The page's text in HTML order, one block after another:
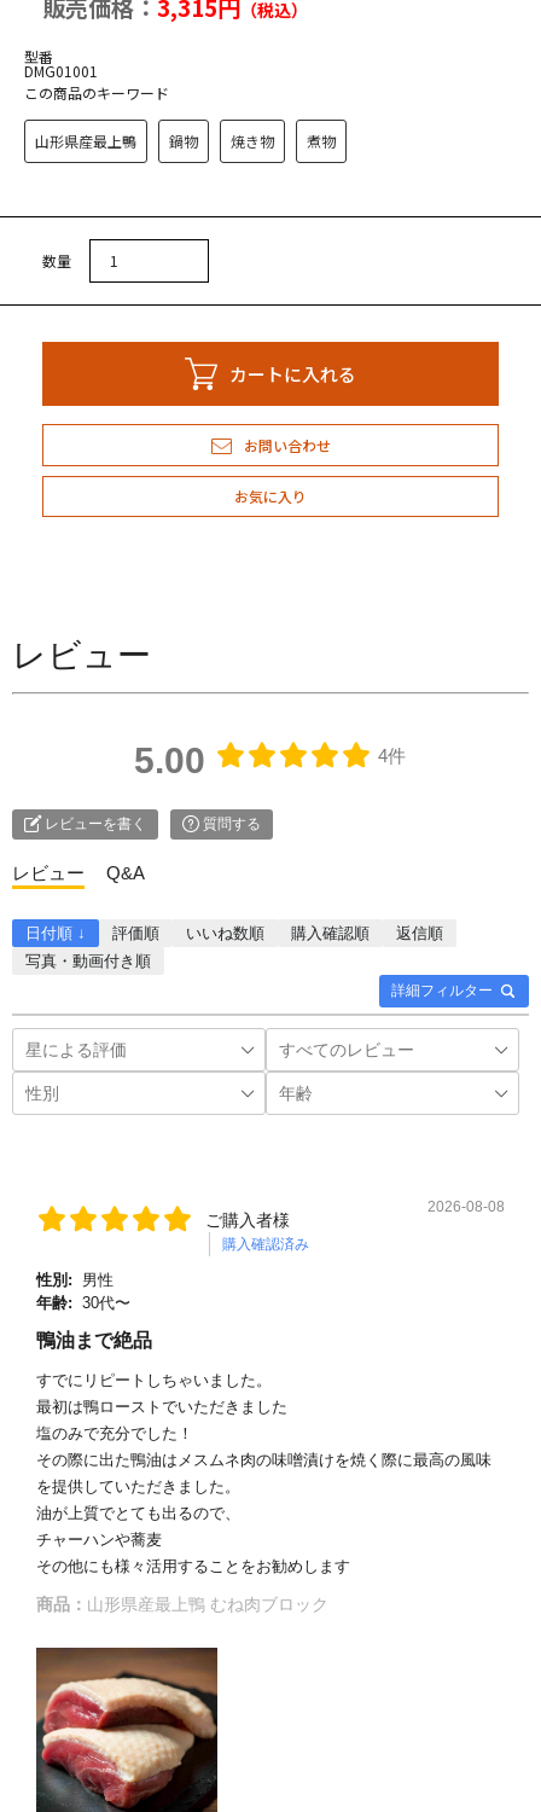
歴史はスープにあり
の美味しい召し上がり方
い解凍の方法
るご質問
販売価格： 3,315円 （税込）
型番
DMG01001
この商品のキーワード
山形県産最上鴨 鍋物 焼き物 煮物
数量
カートに入れる
お問い合わせ
お気に入り
レビュー
5.00 4件
レビューを書く 質問する
レビュー Q&A
詳細フィルター
日付順 ↓ 評価順 いいね数順 購入確認順
返信順
写真・動画付き順
ご購入者様
購入確認済み
2026-08-08
性別:
男性
年齢: 30代〜
鴨油まで絶品
すでにリピートしちゃいました。
最初は鴨ローストでいただきました
塩のみで充分でした！
その際に出た鴨油はメスムネ肉の味噌漬けを焼く際に最高の風味
を提供していただきました。
油が上質でとても出るので、
チャーハンや蕎麦
その他にも様々活用することをお勧めします
商品： 山形県産最上鴨 むね肉ブロック